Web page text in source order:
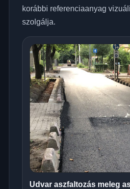
korábbi referenciaanyag
szolgálja.
Udvar aszfaltozás meleg